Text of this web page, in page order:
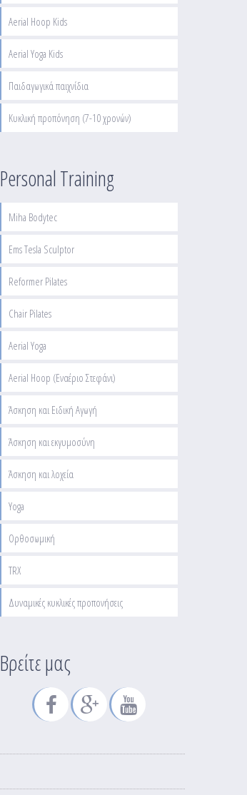
Aerial Hoop Kids
Aerial Yoga Kids
Παιδαγωγικά παιχνίδια
Κυκλική προπόνηση (7-10 χρονών)
Personal Training
Miha Bodytec
Ems Tesla Sculptor
Reformer Pilates
Chair Pilates
Aerial Yoga
Aerial Hoop (Εναέριο Στεφάνι)
Άσκηση και Ειδική Αγωγή
Άσκηση και εκγυμοσύνη
Άσκηση και λοχεία
Yoga
Ορθοσωμική
TRX
Δυναμικές κυκλικές προπονήσεις
Βρείτε μας